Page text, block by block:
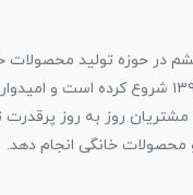
در حوزه تولید محصولات
برند آزور از سال ۱۳۹۳ شروع کرده
روز به روز پرقدرت
محصولات خانگی انجام دهد.